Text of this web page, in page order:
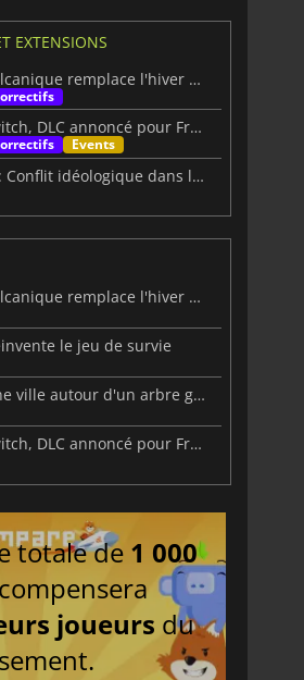
EXTENSIONS
Frostpunk 2 : un DLC volcanique remplace l'hiver glacial
Frostpunk arrive sur Switch, DLC annoncé pour Frostpunk 2
Events
Frostpunk 2 Expansion : Conflit idéologique dans le Frostland
Frostpunk 2 : un DLC volcanique remplace l'hiver glacial
le jeu de survie
DarkSwitch construit une ville autour d'un arbre géant
Frostpunk arrive sur Switch, DLC annoncé pour Frostpunk 2
totale de 1 000
joueurs du